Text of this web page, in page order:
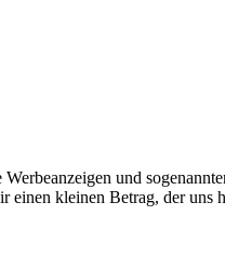
Werbeanzeigen und
kleinen Betrag, der uns